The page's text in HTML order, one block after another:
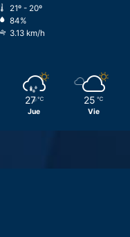
21º - 20º
84%
3.13 km/h
27 ℃
Jue
25 ℃
Vie